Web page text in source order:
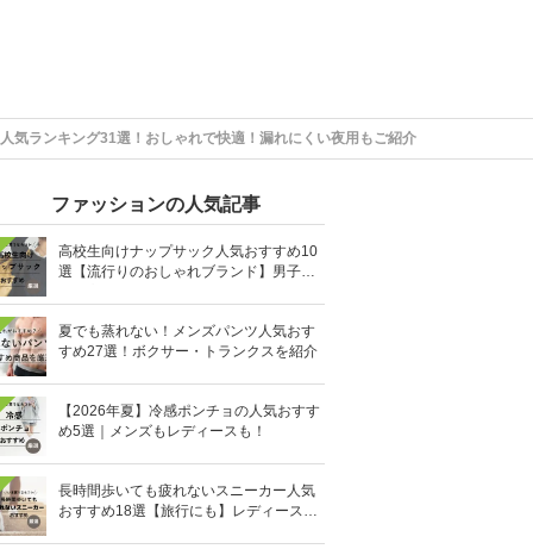
気ランキング31選！おしゃれで快適！漏れにくい夜用もご紹介
ファッションの人気記事
高校生向けナップサック人気おすすめ10
選【流行りのおしゃれブランド】男子・
夏でも蒸れない！メンズパンツ人気おす
すめ27選！ボクサー・トランクスを紹介
【2026年夏】冷感ポンチョの人気おすす
め5選｜メンズもレディースも！
長時間歩いても疲れないスニーカー人気
おすすめ18選【旅行にも】レディース・